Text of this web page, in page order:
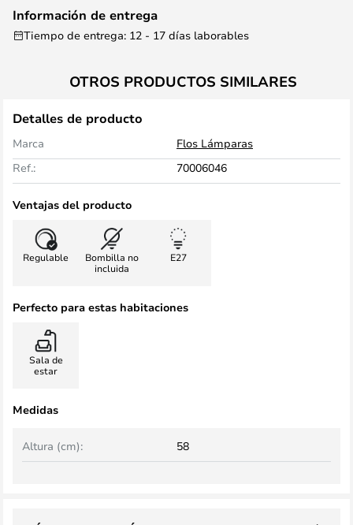
Información de entrega
Tiempo de entrega: 12 - 17 días laborables
OTROS PRODUCTOS SIMILARES
Detalles de producto
Marca
Flos Lámparas
Ref.:
70006046
Ventajas del producto
Regulable
Bombilla no
incluida
E27
Perfecto para estas habitaciones
Sala de
estar
Medidas
Altura (cm): 58